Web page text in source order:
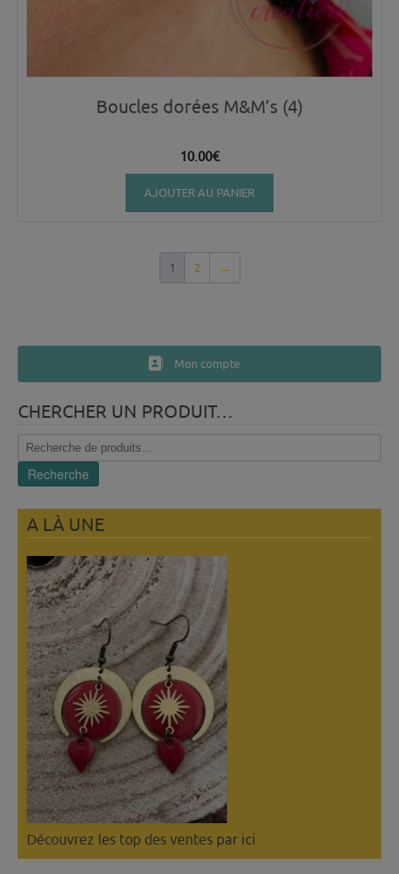
Boucles dorées M&M’s (4)
10.00€
AJOUTER AU PANIER
1 2 →
Mon compte
CHERCHER UN PRODUIT…
Recherche
pour :
Recherche
A LÀ UNE
Découvrez les top des ventes par ici